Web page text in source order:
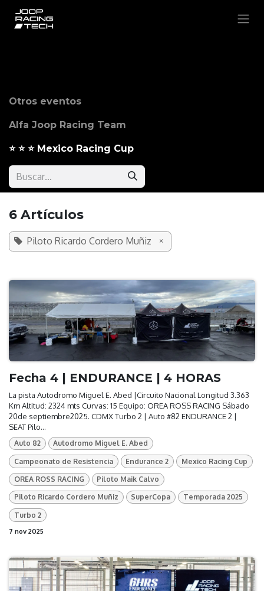
Ir al contenido
Otros eventos
Alfa Joop Racing Team
⭐️ ⭐️ ⭐️ Mexico Racing Cup
6 Artículos
Piloto Ricardo Cordero Muñiz ×
Fecha 4 | ENDURANCE | 4 HORAS
La pista Autodromo Miguel E. Abed |Circuito Nacional Longitud 3.363
Km Altitud: 2324 mts Curvas: 15 Equipo: OREA ROSS RACING Sábado
20de septiembre2025. CDMX Turbo 2 | Auto #82 ENDURANCE 2 |
SEAT Pilo...
Auto 82 Autodromo Miguel E. Abed
Campeonato de Resistencia Endurance 2 Mexico Racing Cup
OREA ROSS RACING Piloto Maik Calvo
Piloto Ricardo Cordero Muñiz SuperCopa Temporada 2025
Turbo 2
7 nov 2025